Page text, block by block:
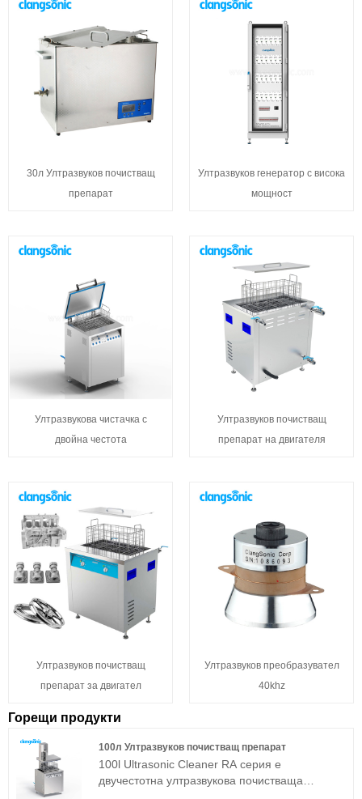
30л Ултразвуков почистващ
препарат
Ултразвуков генератор с висока
мощност
Ултразвукова чистачка с
двойна честота
Ултразвуков почистващ
препарат на двигателя
Ултразвуков почистващ
препарат за двигател
Ултразвуков преобразувател
40khz
Горещи продукти
100л Ултразвуков почистващ препарат
100l Ultrasonic Cleaner RA серия е
двучестотна ултразвукова почистваща